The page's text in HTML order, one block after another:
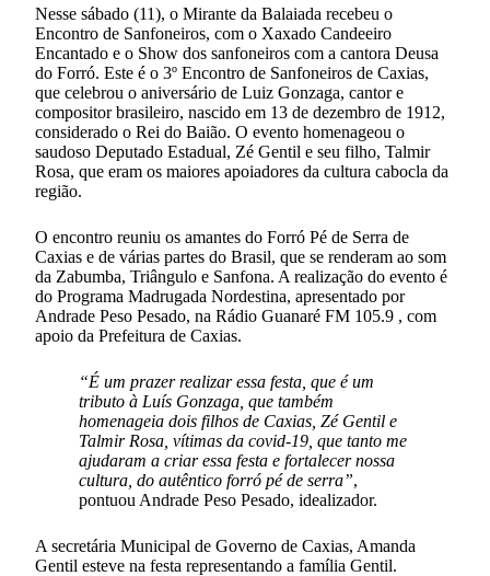
Nesse sábado (11), o Mirante da Balaiada recebeu o
Encontro de Sanfoneiros, com o Xaxado Candeeiro
Encantado e o Show dos sanfoneiros com a cantora Deusa
do Forró. Este é o 3º Encontro de Sanfoneiros de Caxias,
que celebrou o aniversário de Luiz Gonzaga, cantor e
compositor brasileiro, nascido em 13 de dezembro de 1912,
considerado o Rei do Baião. O evento homenageou o
saudoso Deputado Estadual, Zé Gentil e seu filho, Talmir
Rosa, que eram os maiores apoiadores da cultura cabocla da
região.
O encontro reuniu os amantes do Forró Pé de Serra de
Caxias e de várias partes do Brasil, que se renderam ao som
da Zabumba, Triângulo e Sanfona. A realização do evento é
do Programa Madrugada Nordestina, apresentado por
Andrade Peso Pesado, na Rádio Guanaré FM 105.9 , com
apoio da Prefeitura de Caxias.
“É um prazer realizar essa festa, que é um
tributo à Luís Gonzaga, que também
homenageia dois filhos de Caxias, Zé Gentil e
Talmir Rosa, vítimas da covid-19, que tanto me
ajudaram a criar essa festa e fortalecer nossa
cultura, do autêntico forró pé de serra”,
pontuou Andrade Peso Pesado, idealizador.
A secretária Municipal de Governo de Caxias, Amanda
Gentil esteve na festa representando a família Gentil.